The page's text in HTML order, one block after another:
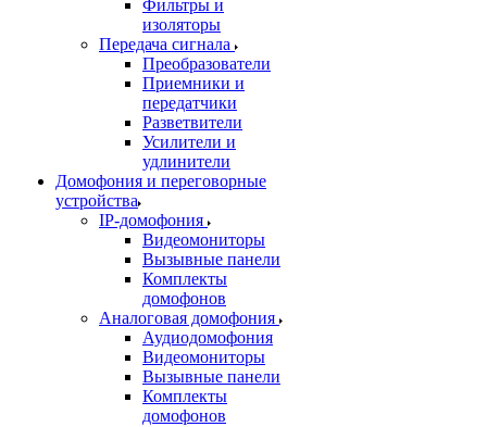
Фильтры и
изоляторы
Передача сигнала
Преобразователи
Приемники и
передатчики
Разветвители
Усилители и
удлинители
Домофония и переговорные
устройства
IP-домофония
Видеомониторы
Вызывные панели
Комплекты
домофонов
Аналоговая домофония
Аудиодомофония
Видеомониторы
Вызывные панели
Комплекты
домофонов